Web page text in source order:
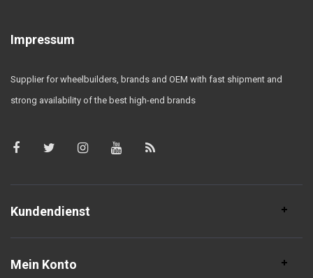
Impressum
Supplier for wheelbuilders, brands and OEM with fast shipment and
strong availability of the best high-end brands
Kundendienst
Mein Konto